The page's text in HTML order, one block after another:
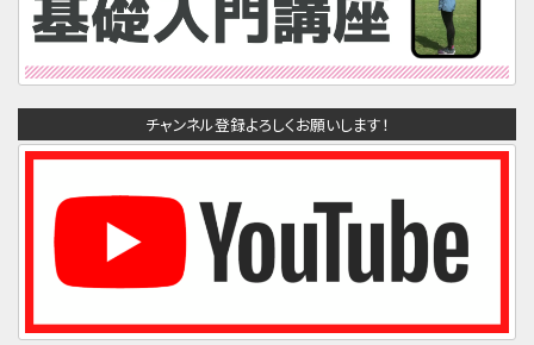
チャンネル登録よろしくお願いします！